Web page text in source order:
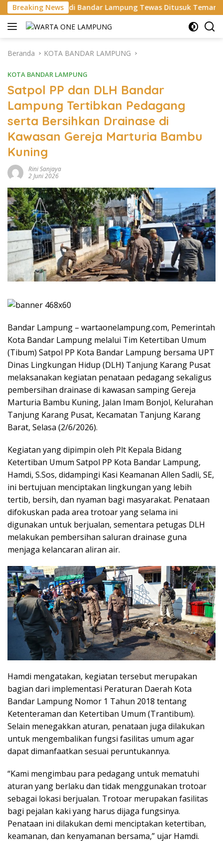
Langsung
ke
konten
Breaking News
di Bandar Lampung Tewas Ditusuk Teman Sendiri Saat
Beranda KOTA BANDAR LAMPUNG
KOTA BANDAR LAMPUNG
Satpol PP dan DLH Bandar
Lampung Tertibkan Pedagang
serta Bersihkan Drainase di
Kawasan Gereja Marturia Bambu
Kuning
Rini Sanjaya
2 Juni 2026
Bandar Lampung – wartaonelampung.com, Pemerintah
Kota Bandar Lampung melalui Tim Ketertiban Umum
(Tibum) Satpol PP Kota Bandar Lampung bersama UPT
Dinas Lingkungan Hidup (DLH) Tanjung Karang Pusat
melaksanakan kegiatan penataan pedagang sekaligus
pembersihan drainase di kawasan samping Gereja
Marturia Bambu Kuning, Jalan Imam Bonjol, Kelurahan
Tanjung Karang Pusat, Kecamatan Tanjung Karang
Barat, Selasa (2/6/2026).
Kegiatan yang dipimpin oleh Plt Kepala Bidang
Ketertiban Umum Satpol PP Kota Bandar Lampung,
Hamdi, S.Sos, didampingi Kasi Keamanan Allen Sadli, SE,
ini bertujuan menciptakan lingkungan yang lebih
tertib, bersih, dan nyaman bagi masyarakat. Penataan
difokuskan pada area trotoar yang selama ini
digunakan untuk berjualan, sementara petugas DLH
melakukan pembersihan saluran drainase guna
menjaga kelancaran aliran air.
Hamdi mengatakan, kegiatan tersebut merupakan
bagian dari implementasi Peraturan Daerah Kota
Bandar Lampung Nomor 1 Tahun 2018 tentang
Ketenteraman dan Ketertiban Umum (Trantibum).
Selain menegakkan aturan, penataan juga dilakukan
untuk mengembalikan fungsi fasilitas umum agar
dapat dimanfaatkan sesuai peruntukannya.
“Kami mengimbau para pedagang untuk mematuhi
aturan yang berlaku dan tidak menggunakan trotoar
sebagai lokasi berjualan. Trotoar merupakan fasilitas
bagi pejalan kaki yang harus dijaga fungsinya.
Penataan ini dilakukan demi menciptakan ketertiban,
keamanan, dan kenyamanan bersama,” ujar Hamdi.